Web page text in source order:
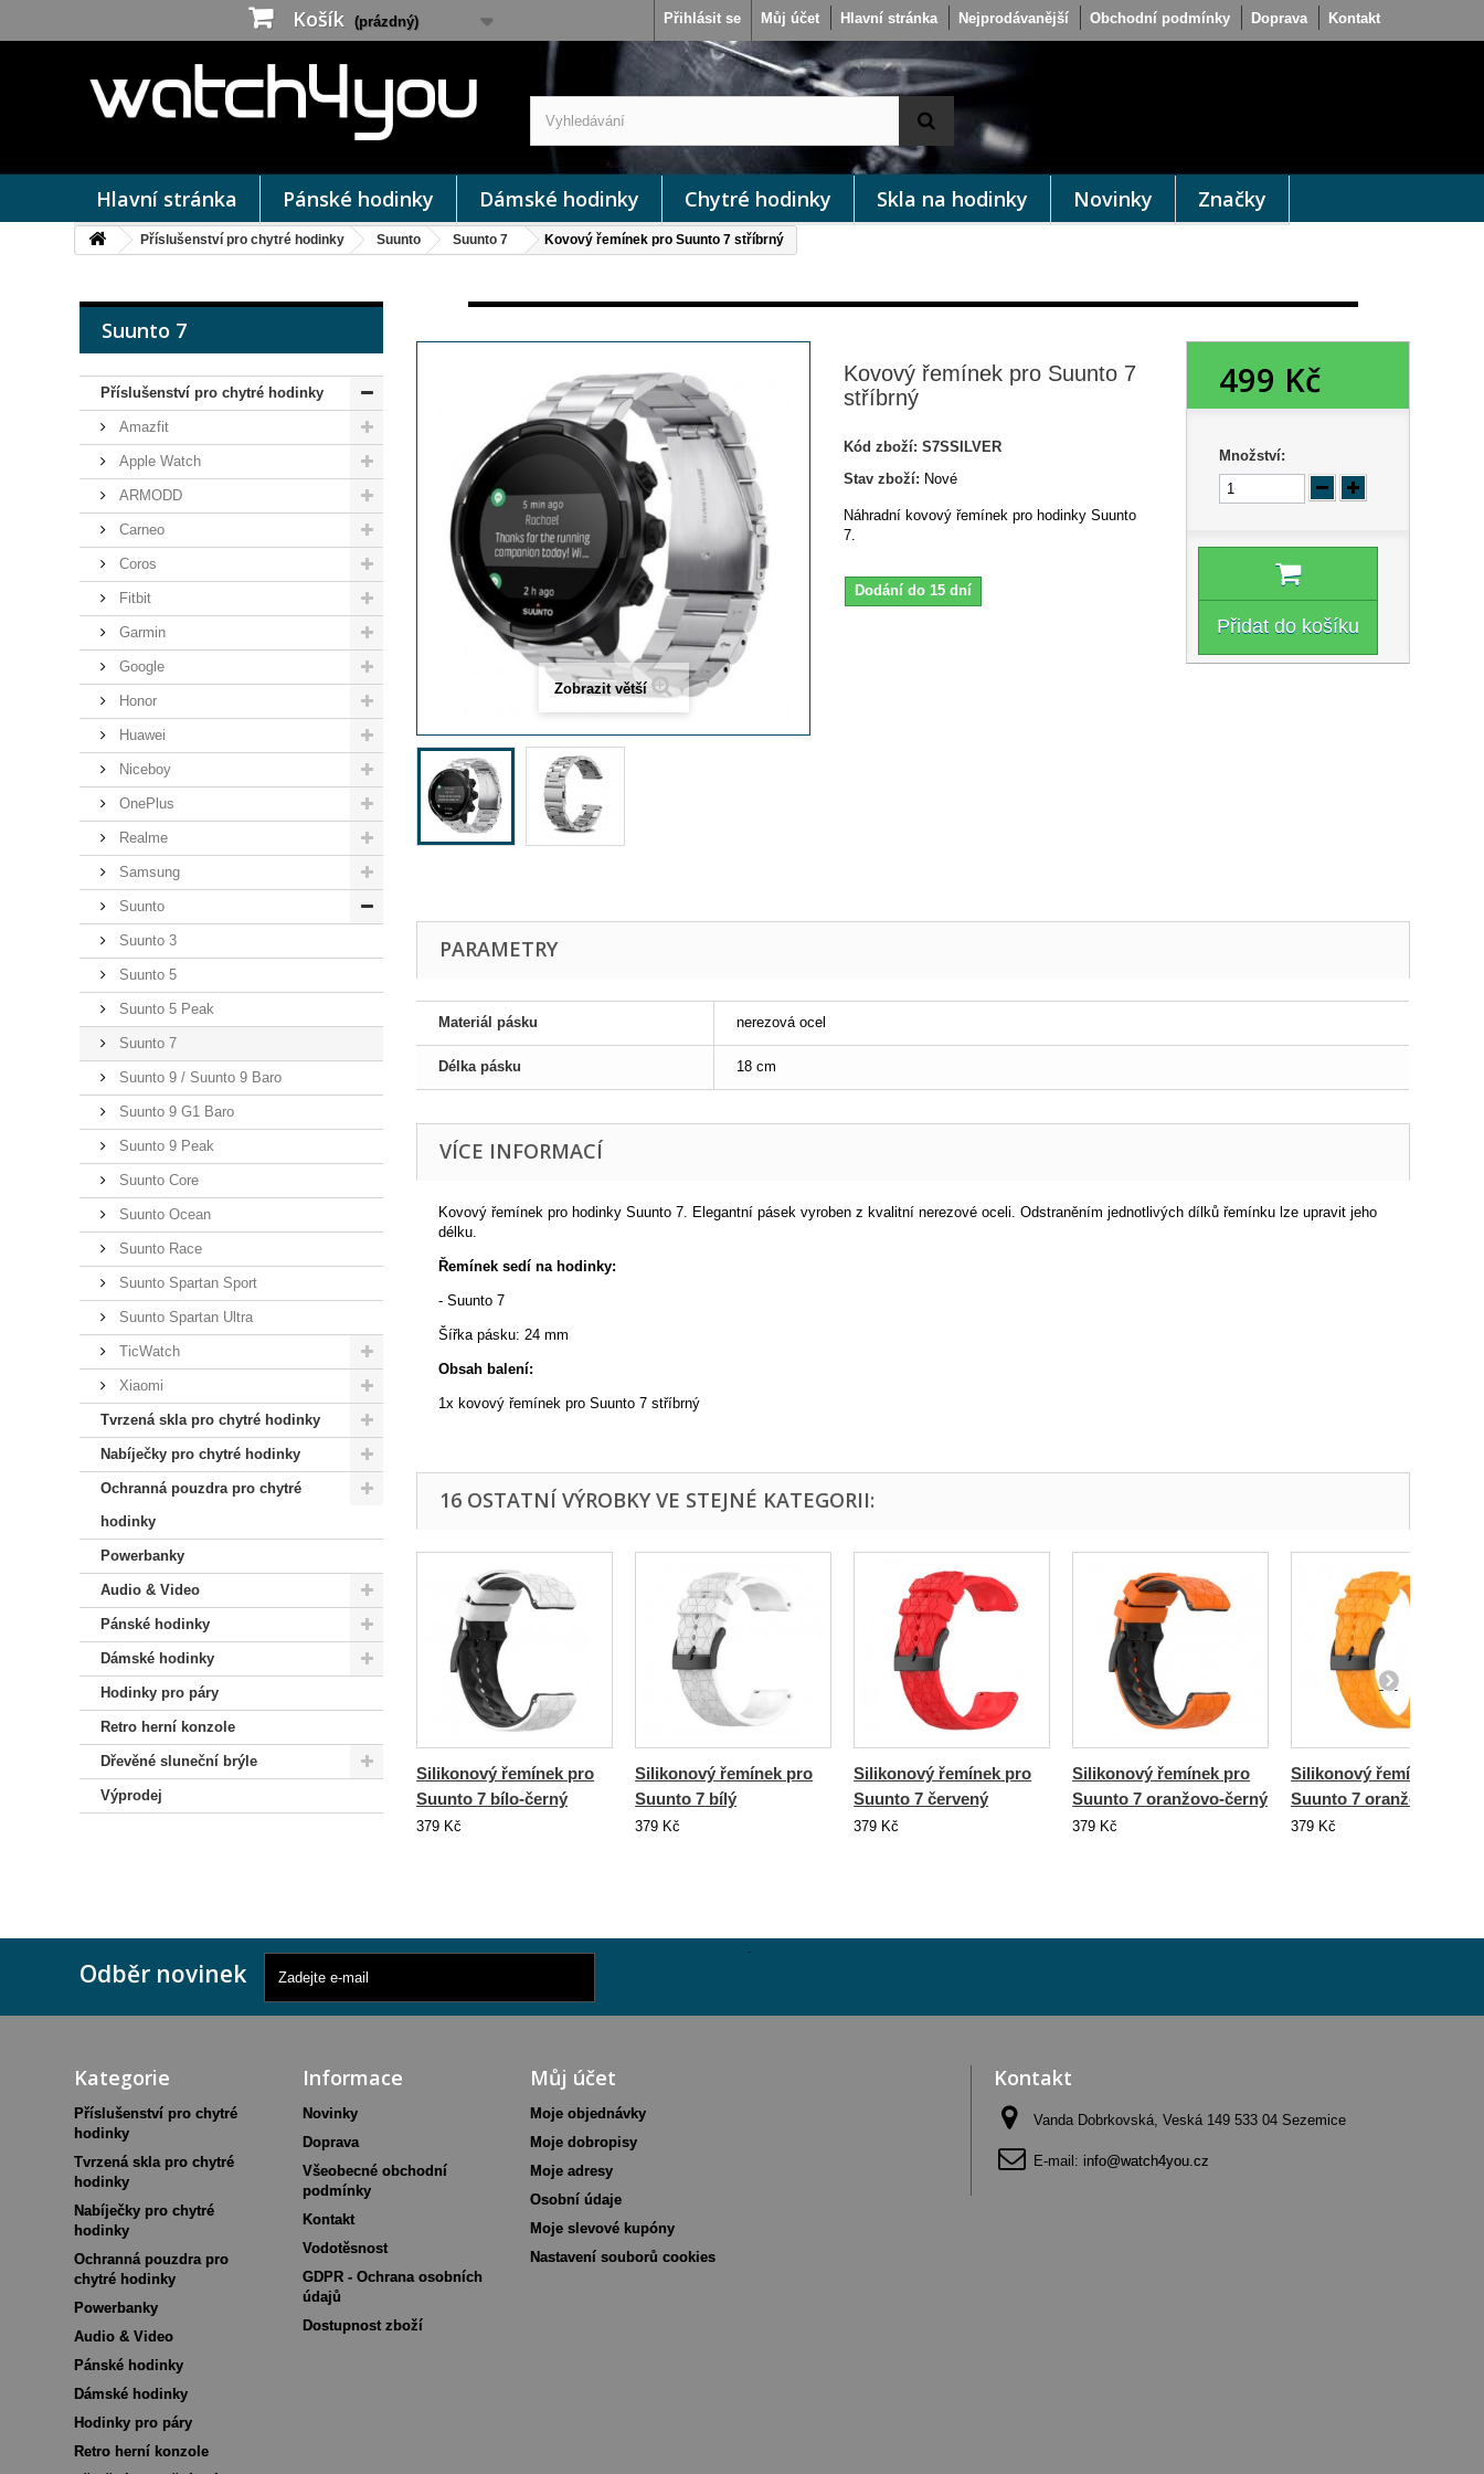
Můj účet Hlavní stránka Nejprodávanější Obchodní podmínky Doprava Kontakt
Košík (prázdný) Přihlásit se
Hlavní stránka Pánské hodinky Dámské hodinky Chytré hodinky Skla na hodinky Novinky Značky
Příslušenství pro chytré hodinky Suunto Suunto 7 Kovový řemínek pro Suunto 7 stříbrný
Suunto 7
Příslušenství pro chytré hodinky
Amazfit
Apple Watch
ARMODD
Carneo
Coros
Fitbit
Garmin
Google
Honor
Huawei
Niceboy
OnePlus
Realme
Samsung
Suunto
Suunto 3
Suunto 5
Suunto 5 Peak
Suunto 7
Suunto 9 / Suunto 9 Baro
Suunto 9 G1 Baro
Suunto 9 Peak
Suunto Core
Suunto Ocean
Suunto Race
Suunto Spartan Sport
Suunto Spartan Ultra
TicWatch
Xiaomi
Tvrzená skla pro chytré hodinky
Nabíječky pro chytré hodinky
Ochranná pouzdra pro chytré
hodinky
Powerbanky
Audio & Video
Pánské hodinky
Dámské hodinky
Hodinky pro páry
Retro herní konzole
Dřevěné sluneční brýle
Výprodej
Zobrazit větší
Kovový řemínek pro Suunto 7
stříbrný
Kód zboží: S7SSILVER
Stav zboží: Nové
Náhradní kovový řemínek pro hodinky Suunto
7.
Dodání do 15 dní
499 Kč
Množství:
Přidat do košíku
PARAMETRY
Materiál pásku nerezová ocel
Délka pásku 18 cm
VÍCE INFORMACÍ
Kovový řemínek pro hodinky Suunto 7. Elegantní pásek vyroben z kvalitní nerezové oceli. Odstraněním jednotlivých dílků řemínku lze upravit jeho
délku.
Řemínek sedí na hodinky:
- Suunto 7
Šířka pásku: 24 mm
Obsah balení:
1x kovový řemínek pro Suunto 7 stříbrný
16 OSTATNÍ VÝROBKY VE STEJNÉ KATEGORII:
Silikonový řemínek pro
Suunto 7 bílo-černý
379 Kč
Silikonový řemínek pro
Suunto 7 bílý
379 Kč
Silikonový řemínek pro
Suunto 7 červený
379 Kč
Silikonový řemínek pro
Suunto 7 oranžovo-černý
379 Kč
Silikonový řemínek pro
Suunto 7 oranžový
379 Kč
.
Odběr novinek
Kategorie
Příslušenství pro chytré
hodinky
Tvrzená skla pro chytré
hodinky
Nabíječky pro chytré
hodinky
Ochranná pouzdra pro
chytré hodinky
Powerbanky
Audio & Video
Pánské hodinky
Dámské hodinky
Hodinky pro páry
Retro herní konzole
Informace
Novinky
Doprava
Všeobecné obchodní
podmínky
Kontakt
Vodotěsnost
GDPR - Ochrana osobních
údajů
Dostupnost zboží
Můj účet
Moje objednávky
Moje dobropisy
Moje adresy
Osobní údaje
Moje slevové kupóny
Nastavení souborů cookies
Kontakt
Vanda Dobrkovská, Veská 149 533 04 Sezemice
E-mail: info@watch4you.cz